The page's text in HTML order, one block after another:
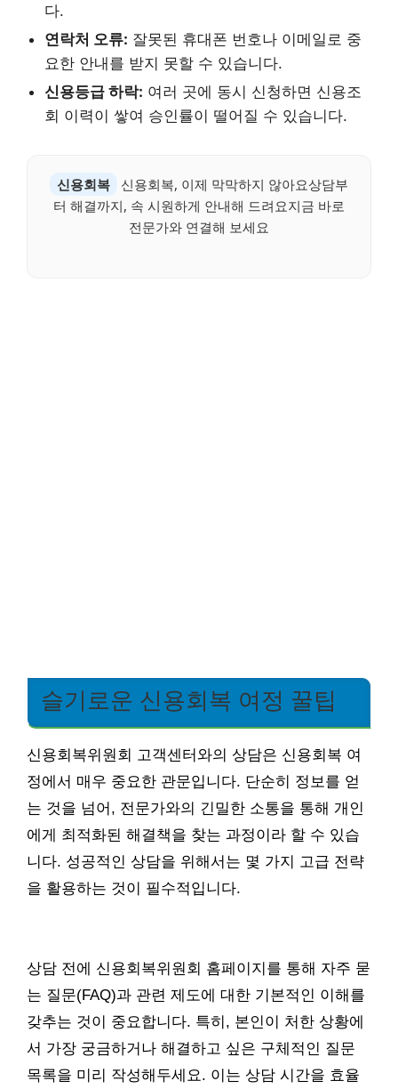
다.
연락처 오류: 잘못된 휴대폰 번호나 이메일로 중
요한 안내를 받지 못할 수 있습니다.
신용등급 하락: 여러 곳에 동시 신청하면 신용조
회 이력이 쌓여 승인률이 떨어질 수 있습니다.
신용회복
신용회복, 이제 막막하지 않아요상담부
터 해결까지, 속 시원하게 안내해 드려요지금 바로
전문가와 연결해 보세요
슬기로운 신용회복 여정 꿀팁
신용회복위원회 고객센터와의 상담은 신용회복 여
정에서 매우 중요한 관문입니다. 단순히 정보를 얻
는 것을 넘어, 전문가와의 긴밀한 소통을 통해 개인
에게 최적화된 해결책을 찾는 과정이라 할 수 있습
니다. 성공적인 상담을 위해서는 몇 가지 고급 전략
을 활용하는 것이 필수적입니다.
상담 전에 신용회복위원회 홈페이지를 통해 자주 묻
는 질문(FAQ)과 관련 제도에 대한 기본적인 이해를
갖추는 것이 중요합니다. 특히, 본인이 처한 상황에
서 가장 궁금하거나 해결하고 싶은 구체적인 질문
목록을 미리 작성해두세요. 이는 상담 시간을 효율